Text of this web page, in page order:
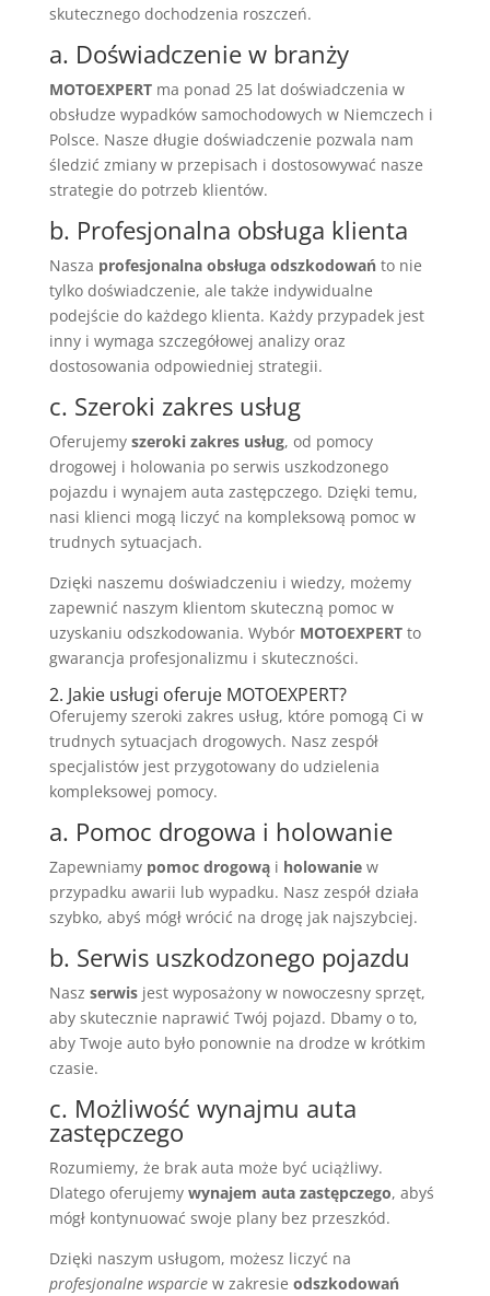
skutecznego dochodzenia roszczeń.
a. Doświadczenie w branży
MOTOEXPERTma ponad 25 lat doświadczenia w
obsłudze wypadków samochodowych w Niemczech i
Polsce. Nasze długie doświadczenie pozwala nam
śledzić zmiany w przepisach i dostosowywać nasze
strategie do potrzeb klientów.
b. Profesjonalna obsługa klienta
Nasza profesjonalna obsługa odszkodowańto nie
tylko doświadczenie, ale także indywidualne
podejście do każdego klienta. Każdy przypadek jest
inny i wymaga szczegółowej analizy oraz
dostosowania odpowiedniej strategii.
c. Szeroki zakres usług
Oferujemy szeroki zakres usług, od pomocy
drogowej i holowania po serwis uszkodzonego
pojazdu i wynajem auta zastępczego. Dzięki temu,
nasi klienci mogą liczyć na kompleksową pomoc w
trudnych sytuacjach.
Dzięki naszemu doświadczeniu i wiedzy, możemy
zapewnić naszym klientom skuteczną pomoc w
uzyskaniu odszkodowania. Wybór MOTOEXPERTto
gwarancja profesjonalizmu i skuteczności.
2. Jakie usługi oferuje MOTOEXPERT?
Oferujemy szeroki zakres usług, które pomogą Ci w
trudnych sytuacjach drogowych. Nasz zespół
specjalistów jest przygotowany do udzielenia
kompleksowej pomocy.
a. Pomoc drogowa i holowanie
Zapewniamy pomoc drogowąi holowaniew
przypadku awarii lub wypadku. Nasz zespół działa
szybko, abyś mógł wrócić na drogę jak najszybciej.
b. Serwis uszkodzonego pojazdu
Nasz serwisjest wyposażony w nowoczesny sprzęt,
aby skutecznie naprawić Twój pojazd. Dbamy o to,
aby Twoje auto było ponownie na drodze w krótkim
czasie.
c. Możliwość wynajmu auta
zastępczego
Rozumiemy, że brak auta może być uciążliwy.
Dlatego oferujemy wynajem auta zastępczego, abyś
mógł kontynuować swoje plany bez przeszkód.
Dzięki naszym usługom, możesz liczyć na
profesjonalne wsparciew zakresie odszkodowań